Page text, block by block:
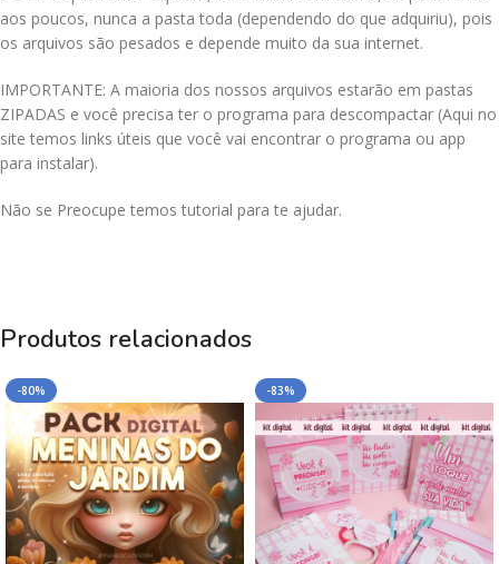
aos poucos, nunca a pasta toda (dependendo do que adquiriu), pois
os arquivos são pesados e depende muito da sua internet.
IMPORTANTE: A maioria dos nossos arquivos estarão em pastas
ZIPADAS e você precisa ter o programa para descompactar (Aqui no
site temos links úteis que você vai encontrar o programa ou app
para instalar).
Não se Preocupe temos tutorial para te ajudar.
Produtos relacionados
-80% -83%